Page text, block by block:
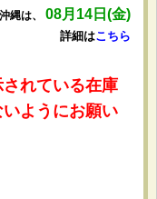
縄は、 08月14日(金)
詳細はこちら
れている在庫
ようにお願い